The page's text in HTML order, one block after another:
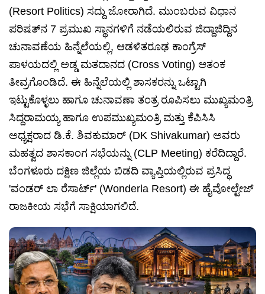
(Resort Politics) ಸದ್ದು ಜೋರಾಗಿದೆ. ಮುಂಬರುವ ವಿಧಾನ
ಪರಿಷತ್‌ನ 7 ಪ್ರಮುಖ ಸ್ಥಾನಗಳಿಗೆ ನಡೆಯಲಿರುವ ಜಿದ್ದಾಜಿದ್ದಿನ
ಚುನಾವಣೆಯ ಹಿನ್ನೆಲೆಯಲ್ಲಿ, ಆಡಳಿತರೂಢ ಕಾಂಗ್ರೆಸ್
ಪಾಳಯದಲ್ಲಿ ಅಡ್ಡ ಮತದಾನದ (Cross Voting) ಆತಂಕ
ತೀವ್ರಗೊಂಡಿದೆ. ಈ ಹಿನ್ನೆಲೆಯಲ್ಲಿ ಶಾಸಕರನ್ನು ಒಟ್ಟಾಗಿ
ಇಟ್ಟುಕೊಳ್ಳಲು ಹಾಗೂ ಚುನಾವಣಾ ತಂತ್ರ ರೂಪಿಸಲು ಮುಖ್ಯಮಂತ್ರಿ
ಸಿದ್ದರಾಮಯ್ಯ ಹಾಗೂ ಉಪಮುಖ್ಯಮಂತ್ರಿ ಮತ್ತು ಕೆಪಿಸಿಸಿ
ಅಧ್ಯಕ್ಷರಾದ ಡಿ.ಕೆ. ಶಿವಕುಮಾರ್ (DK Shivakumar) ಅವರು
ಮಹತ್ವದ ಶಾಸಕಾಂಗ ಸಭೆಯನ್ನು (CLP Meeting) ಕರೆದಿದ್ದಾರೆ.
ಬೆಂಗಳೂರು ದಕ್ಷಿಣ ಜಿಲ್ಲೆಯ ಬಿಡದಿ ವ್ಯಾಪ್ತಿಯಲ್ಲಿರುವ ಪ್ರಸಿದ್ಧ
'ವಂಡರ್ ಲಾ ರೆಸಾರ್ಟ್' (Wonderla Resort) ಈ ಹೈವೋಲ್ಟೇಜ್
ರಾಜಕೀಯ ಸಭೆಗೆ ಸಾಕ್ಷಿಯಾಗಲಿದೆ.